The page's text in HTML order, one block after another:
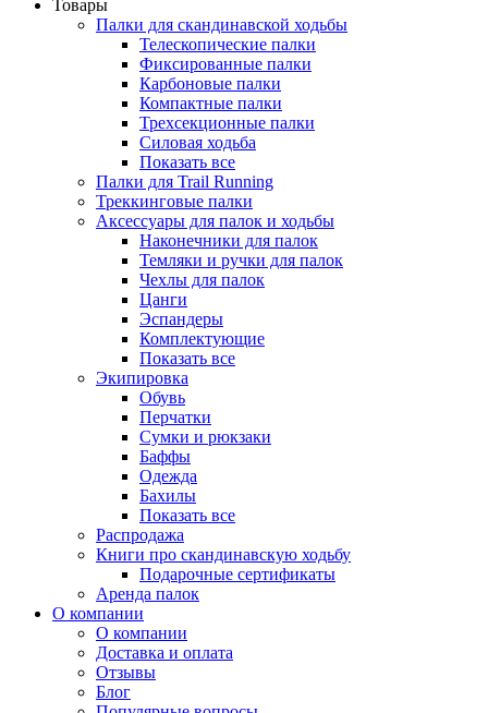
Товары
Палки для скандинавской ходьбы
Телескопические палки
Фиксированные палки
Карбоновые палки
Компактные палки
Трехсекционные палки
Силовая ходьба
Показать все
Палки для Trail Running
Треккинговые палки
Аксессуары для палок и ходьбы
Наконечники для палок
Темляки и ручки для палок
Чехлы для палок
Цанги
Эспандеры
Комплектующие
Показать все
Экипировка
Обувь
Перчатки
Сумки и рюкзаки
Баффы
Одежда
Бахилы
Показать все
Распродажа
Книги про скандинавскую ходьбу
Подарочные сертификаты
Аренда палок
О компании
О компании
Доставка и оплата
Отзывы
Блог